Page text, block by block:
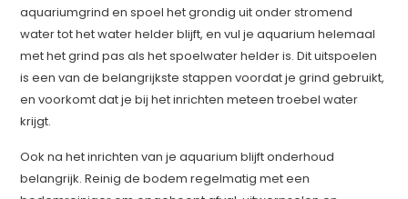
aquariumgrind en spoel het grondig uit onder stromend
water tot het water helder blijft, en vul je aquarium helemaal
met het grind pas als het spoelwater helder is. Dit uitspoelen
is een van de belangrijkste stappen voordat je grind gebruikt,
en voorkomt dat je bij het inrichten meteen troebel water
krijgt.
Ook na het inrichten van je aquarium blijft onderhoud
belangrijk. Reinig de bodem regelmatig met een